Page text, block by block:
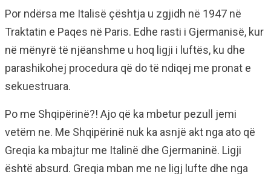
Por ndërsa me Italisë çështja u zgjidh në 1947 në
Traktatin e Paqes në Paris. Edhe rasti i Gjermanisë, kur
në mënyrë të njëanshme u hoq ligji i luftës, ku dhe
parashikohej procedura që do të ndiqej me pronat e
sekuestruara.
Po me Shqipërinë?! Ajo që ka mbetur pezull jemi
vetëm ne. Me Shqipërinë nuk ka asnjë akt nga ato që
Greqia ka mbajtur me Italinë dhe Gjermaninë. Ligji
është absurd. Greqia mban me ne ligj lufte dhe nga